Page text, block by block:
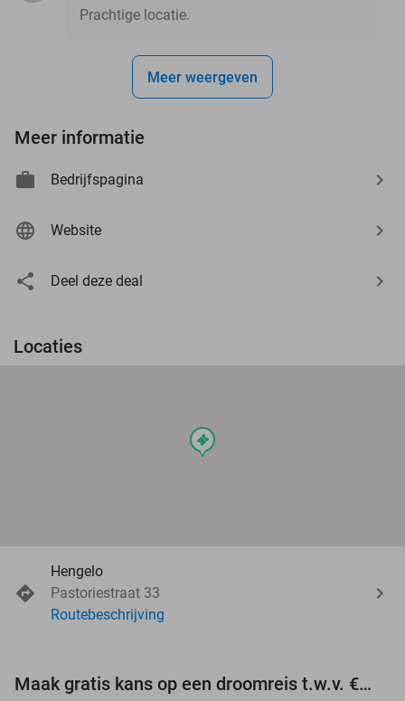
Prachtige locatie.
Meer weergeven
Meer informatie
Bedrijfspagina
Website
Deel deze deal
Locaties
events
Hengelo
Pastoriestraat 33
Routebeschrijving
Maak gratis kans op een droomreis t.w.v. €3.000!